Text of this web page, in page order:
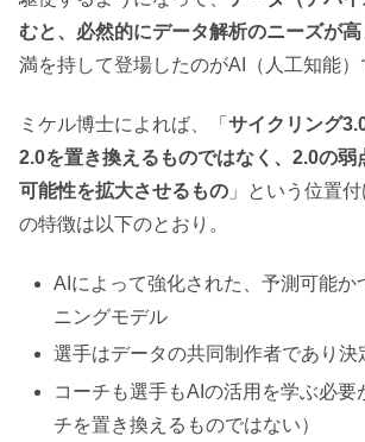
むと、必然的にデータ解析のニーズが
満を持して登場したのがAI（人工知能）
ミケル博士によれば、「 サイクリング
2.0を置き換えるものではなく、2.0の弱
可能性を拡大させるもの 」という位置
の特徴は以下のとおり。
AIによって強化された、予測可能か
ニングモデル
選手はデータの共同制作者であり決
コーチも選手もAIの活用を学ぶ必要
チを置き換えるものではない）